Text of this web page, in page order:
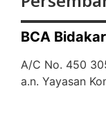
BCA
A/C No. 450
a.n. Yayasan